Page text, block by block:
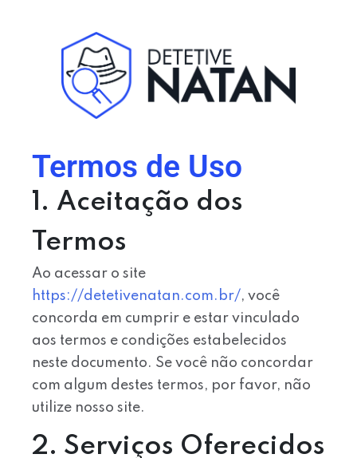
Termos de Uso
1. Aceitação dos
Termos
Ao acessar o site
https://detetivenatan.com.br/, você
concorda em cumprir e estar vinculado
aos termos e condições estabelecidos
neste documento. Se você não concordar
com algum destes termos, por favor, não
utilize nosso site.
2. Serviços Oferecidos